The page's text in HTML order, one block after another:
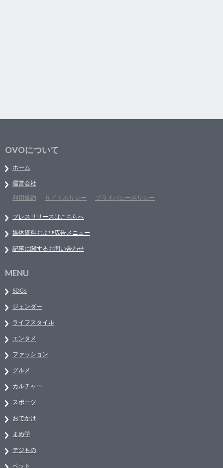
OVOについて
ホーム
運営会社
利用規約
サイトポリシー プライバシーポリシー
プレスリリースはこちらへ
媒体資料および広告メニュー
記事に関するお問い合わせ
MENU
SDGs
ジェンダー
ライフスタイル
エンタメ
ファッション
グルメ
カルチャー
スポーツ
おでかけ
まめ学
デジもの
ペット